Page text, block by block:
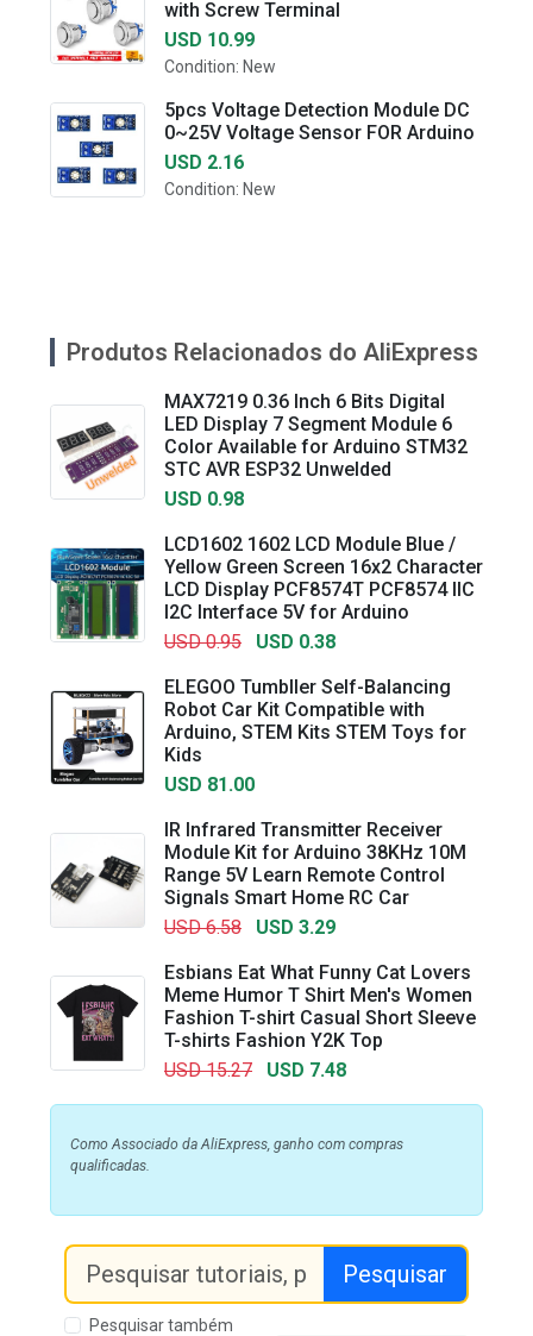
with Screw Terminal
USD 10.99
Condition: New
5pcs Voltage Detection Module DC
0~25V Voltage Sensor FOR Arduino
USD 2.16
Condition: New
Produtos Relacionados do AliExpress
MAX7219 0.36 Inch 6 Bits Digital
LED Display 7 Segment Module 6
Color Available for Arduino STM32
STC AVR ESP32 Unwelded
USD 0.98
LCD1602 1602 LCD Module Blue /
Yellow Green Screen 16x2 Character
LCD Display PCF8574T PCF8574 IIC
I2C Interface 5V for Arduino
USD 0.95
USD 0.38
ELEGOO Tumbller Self-Balancing
Robot Car Kit Compatible with
Arduino, STEM Kits STEM Toys for
Kids
USD 81.00
IR Infrared Transmitter Receiver
Module Kit for Arduino 38KHz 10M
Range 5V Learn Remote Control
Signals Smart Home RC Car
USD 6.58
USD 3.29
Esbians Eat What Funny Cat Lovers
Meme Humor T Shirt Men's Women
Fashion T-shirt Casual Short Sleeve
T-shirts Fashion Y2K Top
USD 15.27
USD 7.48
Como Associado da AliExpress, ganho com compras
qualificadas.
Pesquisar
Pesquisar também